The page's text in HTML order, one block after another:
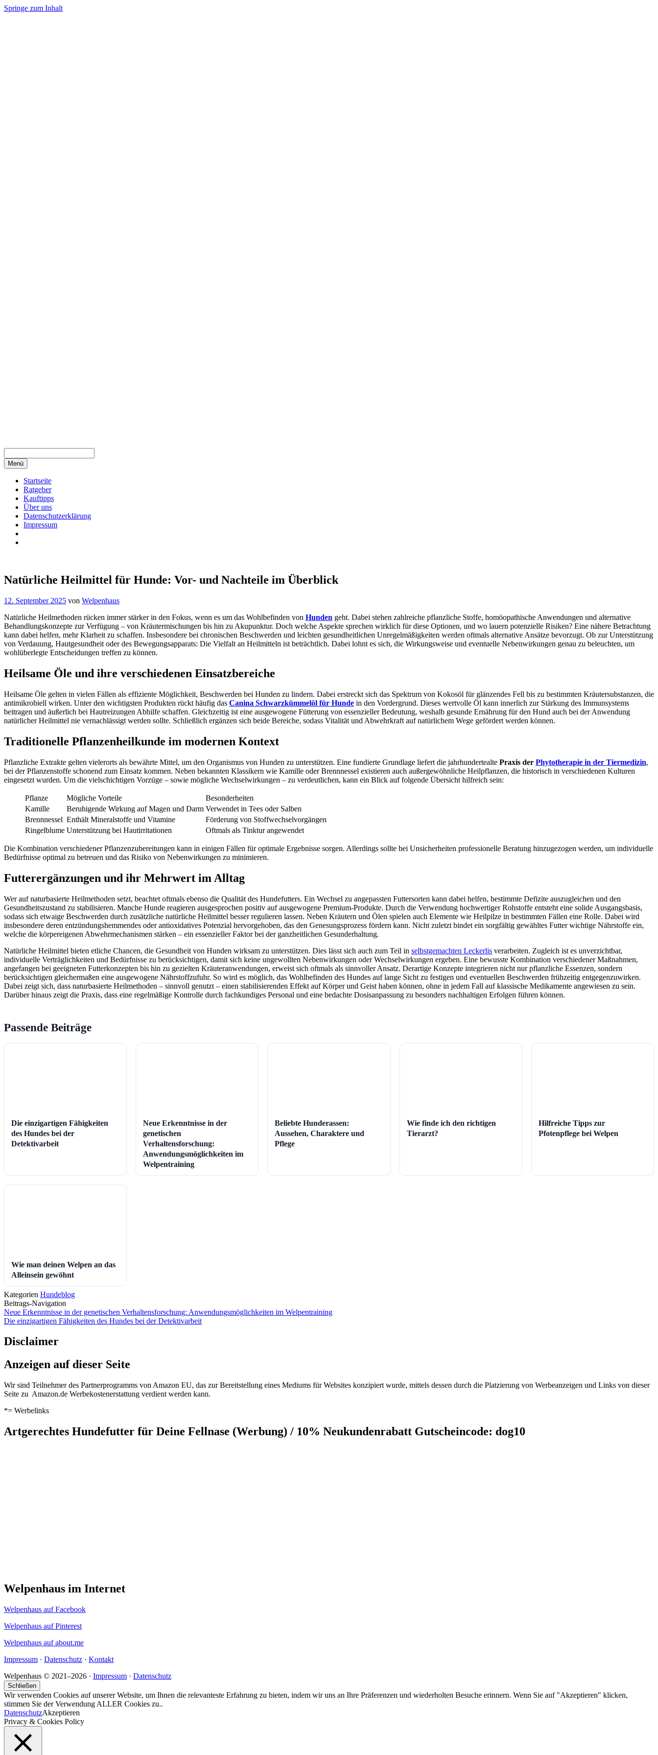
Springe zum Inhalt
Menü
Startseite
Ratgeber
Kauftipps
Über uns
Datenschutzerklärung
Impressum
Natürliche Heilmittel für Hunde: Vor- und Nachteile im Überblick
12. September 2025 von Welpenhaus
Natürliche Heilmethoden rücken immer stärker in den Fokus, wenn es um das Wohlbefinden von Hunden geht. Dabei stehen zahlreiche pflanzliche Stoffe, homöopathische Anwendungen und alternative
Behandlungskonzepte zur Verfügung – von Kräutermischungen bis hin zu Akupunktur. Doch welche Aspekte sprechen wirklich für diese Optionen, und wo lauern potenzielle Risiken? Eine nähere Betrachtung
kann dabei helfen, mehr Klarheit zu schaffen. Insbesondere bei chronischen Beschwerden und leichten gesundheitlichen Unregelmäßigkeiten werden oftmals alternative Ansätze bevorzugt. Ob zur Unterstützung
von Verdauung, Hautgesundheit oder des Bewegungsapparats: Die Vielfalt an Heilmitteln ist beträchtlich. Dabei lohnt es sich, die Wirkungsweise und eventuelle Nebenwirkungen genau zu beleuchten, um
wohlüberlegte Entscheidungen treffen zu können.
Heilsame Öle und ihre verschiedenen Einsatzbereiche
Heilsame Öle gelten in vielen Fällen als effiziente Möglichkeit, Beschwerden bei Hunden zu lindern. Dabei erstreckt sich das Spektrum von Kokosöl für glänzendes Fell bis zu bestimmten Kräutersubstanzen, die
antimikrobiell wirken. Unter den wichtigsten Produkten rückt häufig das Canina Schwarzkümmelöl für Hunde in den Vordergrund. Dieses wertvolle Öl kann innerlich zur Stärkung des Immunsystems
beitragen und äußerlich bei Hautreizungen Abhilfe schaffen. Gleichzeitig ist eine ausgewogene Fütterung von essenzieller Bedeutung, weshalb gesunde Ernährung für den Hund auch bei der Anwendung
natürlicher Heilmittel nie vernachlässigt werden sollte. Schließlich ergänzen sich beide Bereiche, sodass Vitalität und Abwehrkraft auf natürlichem Wege gefördert werden können.
Traditionelle Pflanzenheilkunde im modernen Kontext
Pflanzliche Extrakte gelten vielerorts als bewährte Mittel, um den Organismus von Hunden zu unterstützen. Eine fundierte Grundlage liefert die jahrhundertealte Praxis der Phytotherapie in der Tiermedizin,
bei der Pflanzenstoffe schonend zum Einsatz kommen. Neben bekannten Klassikern wie Kamille oder Brennnessel existieren auch außergewöhnliche Heilpflanzen, die historisch in verschiedenen Kulturen
eingesetzt wurden. Um die vielschichtigen Vorzüge – sowie mögliche Wechselwirkungen – zu verdeutlichen, kann ein Blick auf folgende Übersicht hilfreich sein:
Pflanze Mögliche Vorteile
Besonderheiten
Kamille
Beruhigende Wirkung auf Magen und Darm Verwendet in Tees oder Salben
Brennnessel Enthält Mineralstoffe und Vitamine
Förderung von Stoffwechselvorgängen
Ringelblume Unterstützung bei Hautirritationen Oftmals als Tinktur angewendet
Die Kombination verschiedener Pflanzenzubereitungen kann in einigen Fällen für optimale Ergebnisse sorgen. Allerdings sollte bei Unsicherheiten professionelle Beratung hinzugezogen werden, um individuelle
Bedürfnisse optimal zu betreuen und das Risiko von Nebenwirkungen zu minimieren.
Futterergänzungen und ihr Mehrwert im Alltag
Wer auf naturbasierte Heilmethoden setzt, beachtet oftmals ebenso die Qualität des Hundefutters. Ein Wechsel zu angepassten Futtersorten kann dabei helfen, bestimmte Defizite auszugleichen und den
Gesundheitszustand zu stabilisieren. Manche Hunde reagieren ausgesprochen positiv auf ausgewogene Premium-Produkte. Durch die Verwendung hochwertiger Rohstoffe entsteht eine solide Ausgangsbasis,
sodass sich etwaige Beschwerden durch zusätzliche natürliche Heilmittel besser regulieren lassen. Neben Kräutern und Ölen spielen auch Elemente wie Heilpilze in bestimmten Fällen eine Rolle. Dabei wird
insbesondere deren entzündungshemmendes oder antioxidatives Potenzial hervorgehoben, das den Genesungsprozess fördern kann. Nicht zuletzt bindet ein sorgfältig gewähltes Futter wichtige Nährstoffe ein,
welche die körpereigenen Abwehrmechanismen stärken – ein essenzieller Faktor bei der ganzheitlichen Gesunderhaltung.
Natürliche Heilmittel bieten etliche Chancen, die Gesundheit von Hunden wirksam zu unterstützen. Dies lässt sich auch zum Teil in selbstgemachten Leckerlis verarbeiten. Zugleich ist es unverzichtbar,
individuelle Verträglichkeiten und Bedürfnisse zu berücksichtigen, damit sich keine ungewollten Nebenwirkungen oder Wechselwirkungen ergeben. Eine bewusste Kombination verschiedener Maßnahmen,
angefangen bei geeigneten Futterkonzepten bis hin zu gezielten Kräuteranwendungen, erweist sich oftmals als sinnvoller Ansatz. Derartige Konzepte integrieren nicht nur pflanzliche Essenzen, sondern
berücksichtigen gleichermaßen eine ausgewogene Nährstoffzufuhr. So wird es möglich, das Wohlbefinden des Hundes auf lange Sicht zu festigen und eventuellen Beschwerden frühzeitig entgegenzuwirken.
Dabei zeigt sich, dass naturbasierte Heilmethoden – sinnvoll genutzt – einen stabilisierenden Effekt auf Körper und Geist haben können, ohne in jedem Fall auf klassische Medikamente angewiesen zu sein.
Darüber hinaus zeigt die Praxis, dass eine regelmäßige Kontrolle durch fachkundiges Personal und eine bedachte Dosisanpassung zu besonders nachhaltigen Erfolgen führen können.
Passende Beiträge
Die einzigartigen Fähigkeiten
des Hundes bei der
Detektivarbeit
Neue Erkenntnisse in der
genetischen
Verhaltensforschung:
Anwendungsmöglichkeiten im
Welpentraining
Beliebte Hunderassen:
Aussehen, Charaktere und
Pflege
Wie finde ich den richtigen
Tierarzt?
Hilfreiche Tipps zur
Pfotenpflege bei Welpen
Wie man deinen Welpen an das
Alleinsein gewöhnt
Kategorien Hundeblog
Beitrags-Navigation
Neue Erkenntnisse in der genetischen Verhaltensforschung: Anwendungsmöglichkeiten im Welpentraining
Die einzigartigen Fähigkeiten des Hundes bei der Detektivarbeit
Disclaimer
Anzeigen auf dieser Seite
Wir sind Teilnehmer des Partnerprogramms von Amazon EU, das zur Bereitstellung eines Mediums für Websites konzipiert wurde, mittels dessen durch die Platzierung von Werbeanzeigen und Links von dieser
Seite zu Amazon.de Werbekostenerstattung verdient werden kann.
*= Werbelinks
Artgerechtes Hundefutter für Deine Fellnase (Werbung) / 10% Neukundenrabatt Gutscheincode: dog10
Welpenhaus im Internet
Welpenhaus auf Facebook
Welpenhaus auf Pinterest
Welpenhaus auf about.me
Impressum · Datenschutz · Kontakt
Welpenhaus © 2021–2026 · Impressum · Datenschutz
Schließen
Wir verwenden Cookies auf unserer Website, um Ihnen die relevanteste Erfahrung zu bieten, indem wir uns an Ihre Präferenzen und wiederholten Besuche erinnern. Wenn Sie auf "Akzeptieren" klicken,
stimmen Sie der Verwendung ALLER Cookies zu..
DatenschutzAkzeptieren
Privacy & Cookies Policy